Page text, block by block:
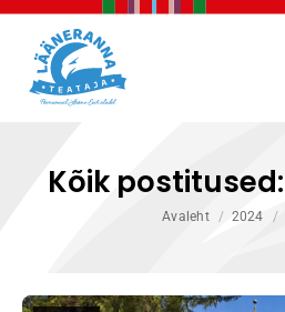
Kõik postitused:
Avaleht 2024